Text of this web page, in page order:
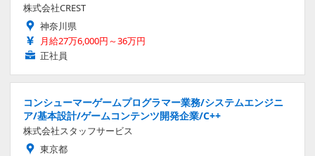
株式会社CREST
神奈川県
月給27万6,000円～36万円
正社員
コンシューマーゲームプログラマー業務/システムエンジニ
ア/基本設計/ゲームコンテンツ開発企業/C++
株式会社スタッフサービス
東京都